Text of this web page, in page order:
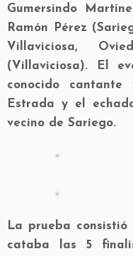
Gumersindo
Ramón Pérez
Villaviciosa,
(Villaviciosa). El
conocido cantante
Estrada y el
vecino de Sariego.
La prueba
cataba las 5